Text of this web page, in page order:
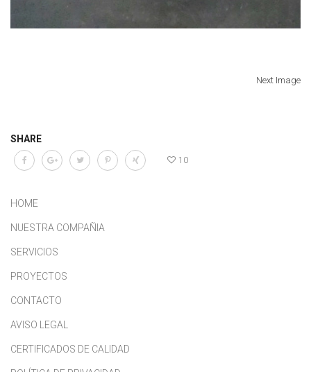
Next Image
SHARE
10
HOME
NUESTRA COMPAÑIA
SERVICIOS
PROYECTOS
CONTACTO
AVISO LEGAL
CERTIFICADOS DE CALIDAD